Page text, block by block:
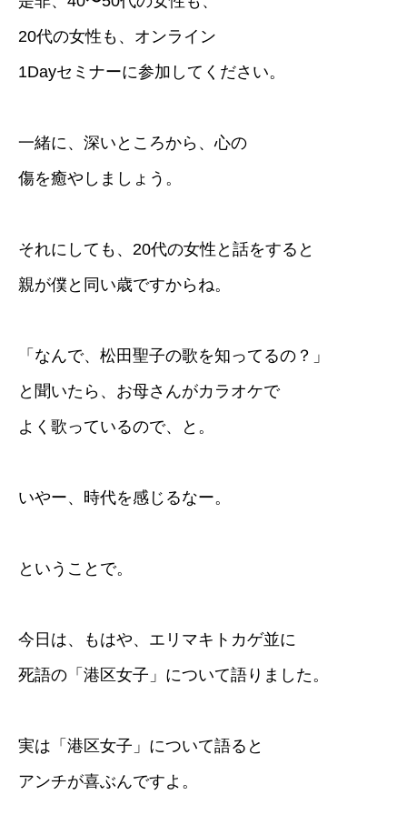
20代の女性も、オンライン
1Dayセミナーに参加してください。
一緒に、深いところから、心の
傷を癒やしましょう。
それにしても、20代の女性と話をすると
親が僕と同い歳ですからね。
「なんで、松田聖子の歌を知ってるの？」
と聞いたら、お母さんがカラオケで
よく歌っているので、と。
いやー、時代を感じるなー。
ということで。
今日は、もはや、エリマキトカゲ並に
死語の「港区女子」について語りました。
実は「港区女子」について語ると
アンチが喜ぶんですよ。